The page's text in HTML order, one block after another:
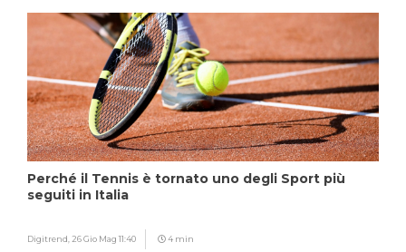
Perché il Tennis è tornato uno degli Sport più
seguiti in Italia
Digitrend, 26 Gio Mag 11:40 4 min